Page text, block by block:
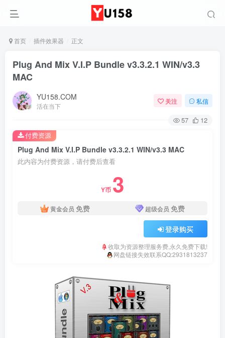
首页 插件效果器 正文
Plug And Mix V.I.P Bundle v3.3.2.1 WIN/v3.3
MAC
YU158.COM
活在当下
关注 私信
57 12
Plug And Mix V.I.P Bundle v3.3.2.1 WIN/v3.3 MAC
此内容为付费资源，请付费后查看
Y币 3
黄金会员 免费 超级会员 免费
登录购买
收取为资源整理服务费,永久免费下载!
网盘链接失效联系QQ:2931813237
付费资源